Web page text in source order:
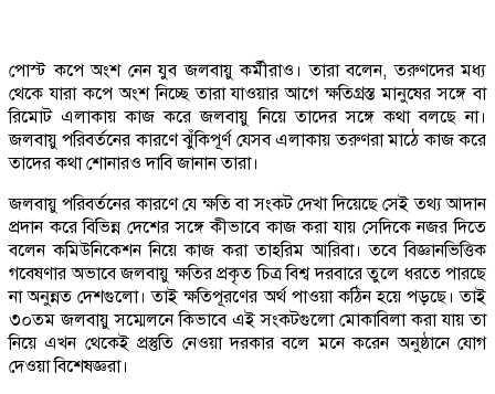
পোস্ট কপে অংশ নেন যুব জলবায়ু কর্মীরাও। তারা বলেন, তরুণদের মধ্য
থেকে যারা কপে অংশ নিচ্ছে তারা যাওয়ার আগে ক্ষতিগ্রস্ত মানুষের সঙ্গে বা
রিমোট এলাকায় কাজ করে জলবায়ু নিয়ে তাদের সঙ্গে কথা বলছে না।
জলবায়ু পরিবর্তনের কারণে ঝুঁকিপূর্ণ যেসব এলাকায় তরুণরা মাঠে কাজ করে
তাদের কথা শোনারও দাবি জানান তারা।
জলবায়ু পরিবর্তনের কারণে যে ক্ষতি বা সংকট দেখা দিয়েছে সেই তথ্য আদান
প্রদান করে বিভিন্ন দেশের সঙ্গে কীভাবে কাজ করা যায় সেদিকে নজর দিতে
বলেন কমিউনিকেশন নিয়ে কাজ করা তাহরিম আরিবা। তবে বিজ্ঞানভিত্তিক
গবেষণার অভাবে জলবায়ু ক্ষতির প্রকৃত চিত্র বিশ্ব দরবারে তুলে ধরতে পারছে
না অনুন্নত দেশগুলো। তাই ক্ষতিপূরণের অর্থ পাওয়া কঠিন হয়ে পড়ছে। তাই
৩০তম জলবায়ু সম্মেলনে কিভাবে এই সংকটগুলো মোকাবিলা করা যায় তা
নিয়ে এখন থেকেই প্রস্তুতি নেওয়া দরকার বলে মনে করেন অনুষ্ঠানে যোগ
দেওয়া বিশেষজ্ঞরা।